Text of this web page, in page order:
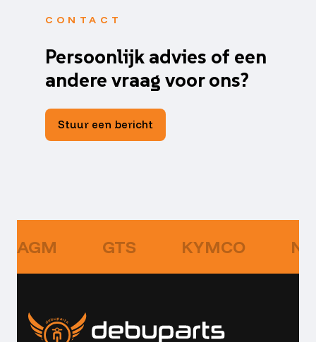
CONTACT
Persoonlijk advies of een
andere vraag voor ons?
Stuur een bericht
AGM GTS KYMCO